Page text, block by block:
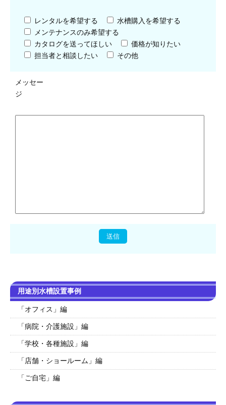
レンタルを希望する
水槽購入を希望する
メンテナンスのみ希望する
カタログを送ってほしい
価格が知りたい
担当者と相談したい
その他
メッセー
ジ
用途別水槽設置事例
「オフィス」編
「病院・介護施設」編
「学校・各種施設」編
「店舗・ショールーム」編
「ご自宅」編